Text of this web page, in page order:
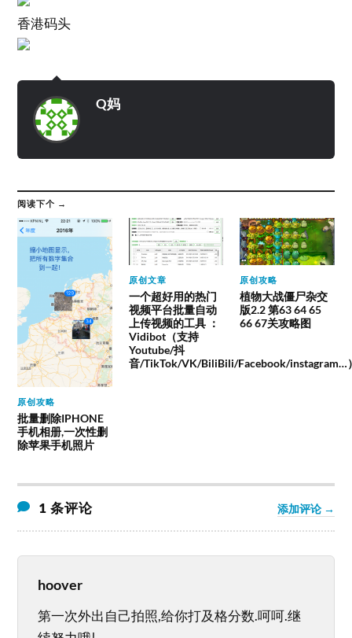
香港码头
Q妈
阅读下个 →
原创攻略
批量删除IPHONE
手机相册,一次性删
除苹果手机照片
原创文章
一个超好用的热门
视频平台批量自动
上传视频的工具 ：
Vidibot（支持
Youtube/抖
音/TikTok/VK/BiliBili/Facebook/instagram…
原创攻略
植物大战僵尸杂交
版2.2 第63 64 65
66 67关攻略图
1 条评论 添加评论 →
hoover
第一次外出自己拍照,给你打及格分数.呵呵.继